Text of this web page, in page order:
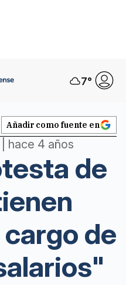
7°
Añadir como fuente en
hace 4 años
de
de